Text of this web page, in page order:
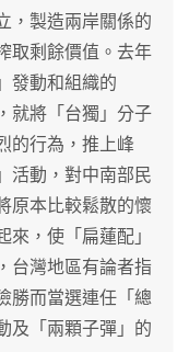
，製造兩岸關係的
取剩餘價值。去年
發動和組織的
就將「台獨」分子
的行為，推上峰
活動，對中南部民
原本比較鬆散的懷
，使「扁蓮配」
台灣地區有論者指
勝而當選連任「總
及「兩顆子彈」的